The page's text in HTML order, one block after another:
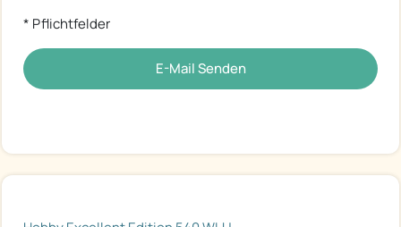
* Pflichtfelder
E-Mail Senden